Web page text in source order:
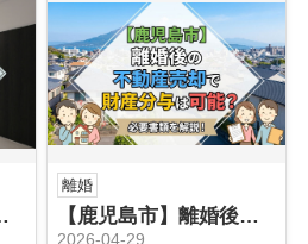
要書類を解説！
離婚
【鹿児島市】離婚後の不動産売却で財産分与は可能？必要書類を解説！
2026-04-29